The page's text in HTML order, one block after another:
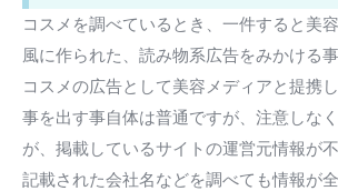
コスメを調べているとき、一件すると美
風に作られた、読み物系広告をみかける事
コスメの広告として美容メディアと提携
事を出す事自体は普通ですが、注意しな
が、掲載しているサイトの運営元情報が不
記載された会社名などを調べても情報が